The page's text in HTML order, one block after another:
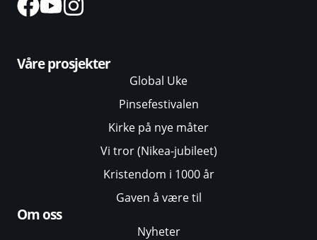
Våre prosjekter
Global Uke
Pinsefestivalen
Kirke på nye måter
Vi tror (Nikea-jubileet)
Kristendom i 1000 år
Gaven å være til
Om oss
Nyheter